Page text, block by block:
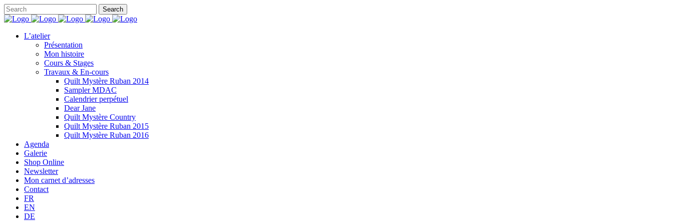
L’atelier
Présentation
Mon histoire
Cours & Stages
Travaux & En-cours
Quilt Mystère Ruban 2014
Sampler MDAC
Calendrier perpétuel
Dear Jane
Quilt Mystère Country
Quilt Mystère Ruban 2015
Quilt Mystère Ruban 2016
Agenda
Galerie
Shop Online
Newsletter
Mon carnet d’adresses
Contact
FR
EN
DE